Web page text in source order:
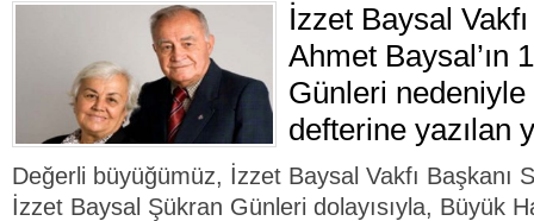
İzzet Baysal
Ahmet Baysal’ın
Günleri nedeniyle
defterine yazılan
Değerli büyüğümüz, İzzet Baysal Vakfı Başkanı
İzzet Baysal Şükran Günleri dolayısıyla, Büyük